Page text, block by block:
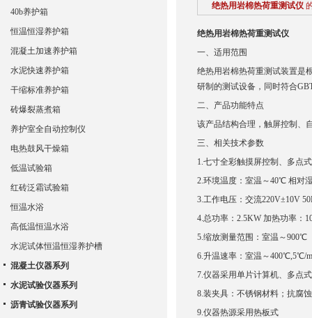
绝热用岩棉热荷重测试仪
绝热用岩棉热荷重测试仪
一、适用
绝热用岩棉热荷重测试装置是
研制的测试设备，同时符合
二、产品功
该产品结构合理，触屏控制、
三、相关技
1.七寸全彩触摸屏控制、多点
2.环境温度：室温～40℃ 相对
3.工作电压：交流220V±10V
4.总功率：2.5KW 加热功率：
5.缩放测量范围：室温～900℃
6.升温速率：室温～400℃,5℃/
7.仪器采用单片计算机、多点
8.装夹具：不锈钢材料；抗腐蚀
9.仪器热源采用热板式
40b养护箱
恒温恒湿养护箱
混凝土加速养护箱
水泥快速养护箱
干缩标准养护箱
砖爆裂蒸煮箱
养护室全自动控制仪
电热鼓风干燥箱
低温试验箱
红砖泛霜试验箱
恒温水浴
高低温恒温水浴
水泥试体恒温恒湿养护槽
混凝土仪器系列
水泥试验仪器系列
沥青试验仪器系列